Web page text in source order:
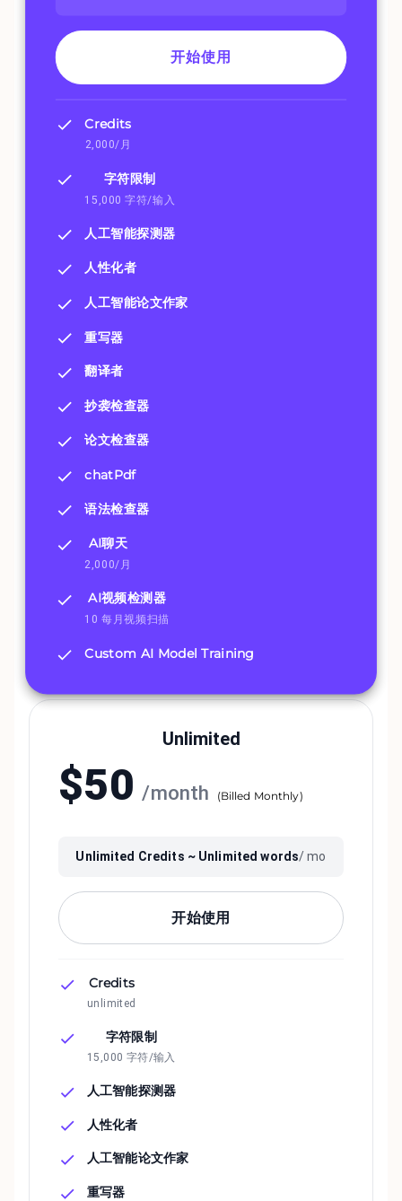
开始使用
Credits
2,000/月
字符限制
15,000 字符/输入
人工智能探测器
人性化者
人工智能论文作家
重写器
翻译者
抄袭检查器
论文检查器
chatPdf
语法检查器
AI聊天
2,000/月
AI视频检测器
10 每月视频扫描
Custom AI Model Training
Unlimited
$50 /month (Billed Monthly)
Unlimited Credits ~ Unlimited words/ mo
开始使用
Credits
unlimited
字符限制
15,000 字符/输入
人工智能探测器
人性化者
人工智能论文作家
重写器